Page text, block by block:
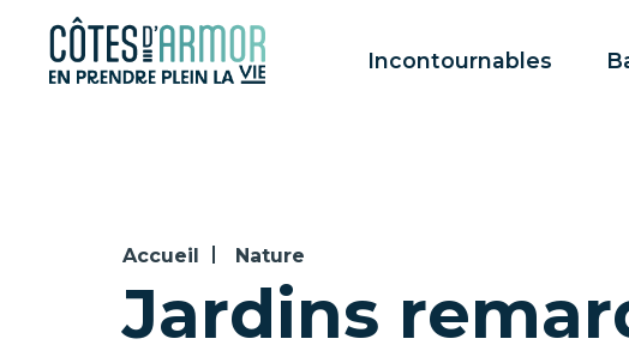
Panneau de gestion des cookies
Incontournables
Accueil Nature
Jardins